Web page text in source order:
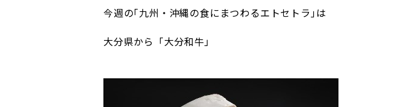
今週の｢九州・沖縄の食にまつわるエトセトラ｣は
大分県から「大分和牛」